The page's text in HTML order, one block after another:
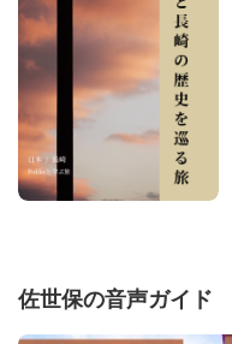
佐世保の音声ガイド